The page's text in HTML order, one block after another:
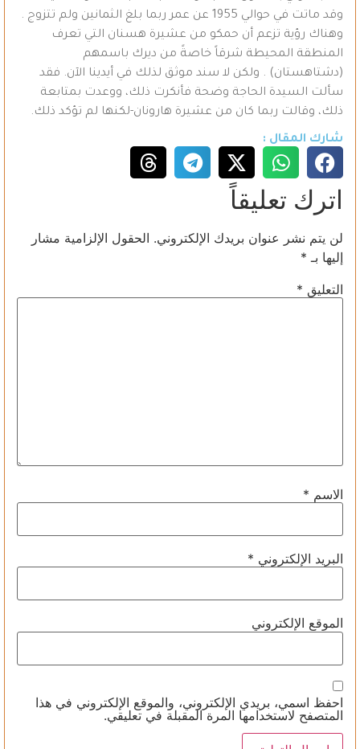
وقد ماتت في حوالي 1955 عن عمر ربما بلغ الثمانين ولم تتزوج .
وهناك رؤية تزعم أن حمكو من عشيرة هسنان التي تعرف
المنطقة المحيطة شرقاً خاصةً من ديرك باسمهم
(دشتاهستان) . ولكن لا سند موثق لذلك في أيدينا الآن. فقد
سألت السيدة الحاجة وضحة فأنكرت ذلك، ووعدت بمتابعة
ذلك، وقالت ربما كان من عشيرة هارونان-لكنها لم تؤكد ذلك.
شارك المقال :
اترك تعليقاً
لن يتم نشر عنوان بريدك الإلكتروني. الحقول الإلزامية مشار
إليها بـ *
التعليق *
الاسم *
البريد الإلكتروني *
الموقع الإلكتروني
احفظ اسمي، بريدي الإلكتروني، والموقع الإلكتروني في هذا
المتصفح لاستخدامها المرة المقبلة في تعليقي.